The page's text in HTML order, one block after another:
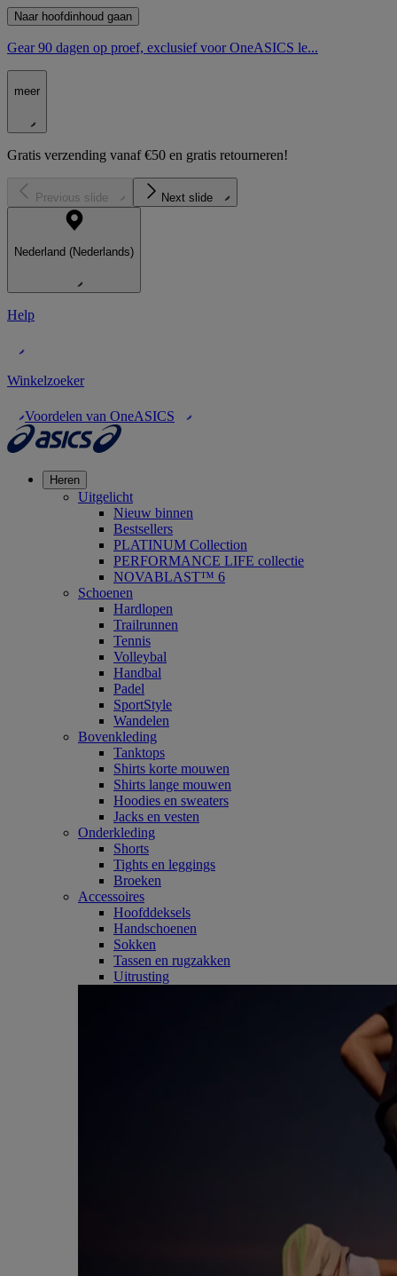
Naar hoofdinhoud gaan
Gear 90 dagen op proef, exclusief voor OneASICS le...
meer
Gratis verzending vanaf €50 en gratis retourneren!
Previous slide Next slide
Nederland (Nederlands)
Help
Winkelzoeker
Voordelen van OneASICS
Heren
Uitgelicht
Nieuw binnen
Bestsellers
PLATINUM Collection
PERFORMANCE LIFE collectie
NOVABLAST™ 6
Schoenen
Hardlopen
Trailrunnen
Tennis
Volleybal
Handbal
Padel
SportStyle
Wandelen
Bovenkleding
Tanktops
Shirts korte mouwen
Shirts lange mouwen
Hoodies en sweaters
Jacks en vesten
Onderkleding
Shorts
Tights en leggings
Broeken
Accessoires
Hoofddeksels
Handschoenen
Sokken
Tassen en rugzakken
Uitrusting